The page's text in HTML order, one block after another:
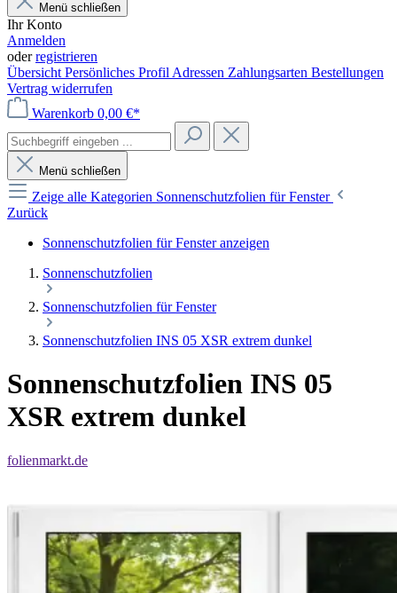
Menü schließen
Ihr Konto
Anmelden
oderregistrieren
Übersicht Persönliches Profil Adressen Zahlungsarten Bestellungen
Vertrag widerrufen
Warenkorb 0,00 €*
Menü schließen
Zeige alle Kategorien Sonnenschutzfolien für Fenster
Zurück
Sonnenschutzfolien für Fenster anzeigen
Sonnenschutzfolien
Sonnenschutzfolien für Fenster
Sonnenschutzfolien INS 05 XSR extrem dunkel
Sonnenschutzfolien INS 05
XSR extrem dunkel
folienmarkt.de